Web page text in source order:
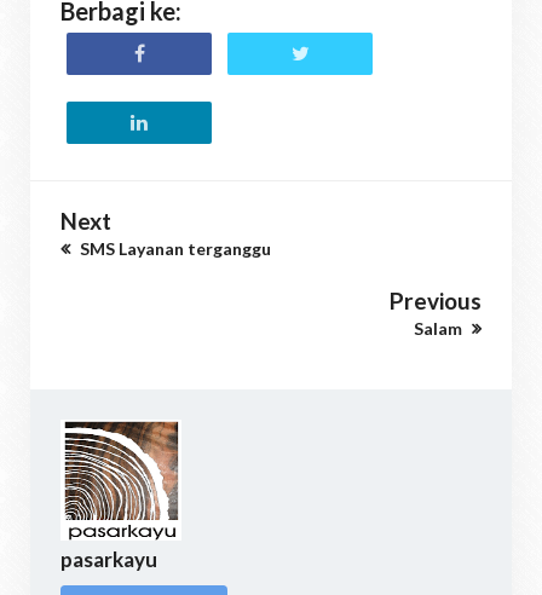
Berbagi ke:
Next
SMS Layanan terganggu
Previous
Salam
pasarkayu